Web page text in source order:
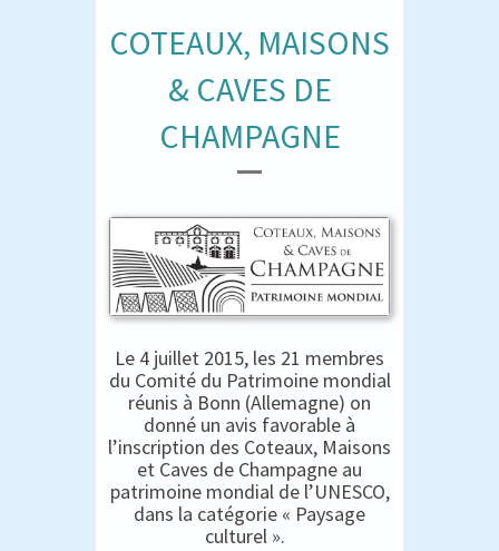
COTEAUX, MAISONS
& CAVES DE
CHAMPAGNE
Le 4 juillet 2015, les 21 membres
du Comité du Patrimoine mondial
réunis à Bonn (Allemagne) on
donné un avis favorable à
l’inscription des Coteaux, Maisons
et Caves de Champagne au
patrimoine mondial de l’UNESCO,
dans la catégorie « Paysage
culturel ».